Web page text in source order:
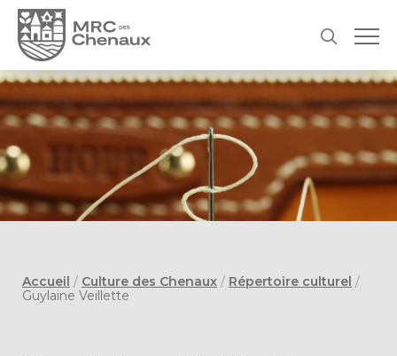
Accueil / Culture des Chenaux / Répertoire culturel /
Guylaine Veillette